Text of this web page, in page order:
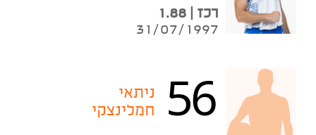
רכז | 1.88
31/07/1997
56
ניתאי
חמלינצקי